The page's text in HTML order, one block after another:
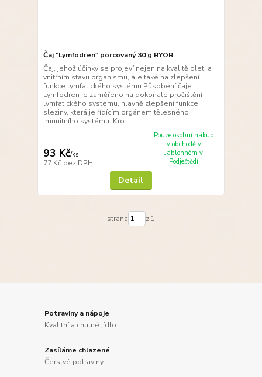
Čaj "Lymfodren" porcovaný 30 g RYOR
Čaj, jehož účinky se projeví nejen na kvalitě pleti a
vnitřním stavu organismu, ale také na zlepšení
funkce lymfatického systému.Působení čaje
Lymfodren je zaměřeno na dokonalé pročištění
lymfatického systému, hlavně zlepšení funkce
sleziny, která je řídícím orgánem tělesného
imunitního systému. Kro...
93 Kč/ks
77 Kč bez DPH
Pouze osobní nákup
v obchodě v
Jablonném v
Podještědí
Detail
strana z 1
Potraviny a nápoje
Kvalitní a chutné jídlo
Zasíláme chlazené
Čerstvé potraviny